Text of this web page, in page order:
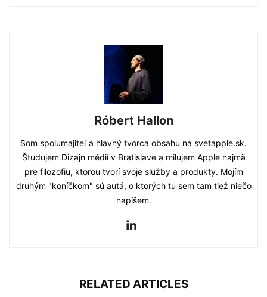
Róbert Hallon
Som spolumajiteľ a hlavný tvorca obsahu na svetapple.sk.
Študujem Dizajn médií v Bratislave a milujem Apple najmä
pre filozofiu, ktorou tvorí svoje služby a produkty. Mojím
druhým "koníčkom" sú autá, o ktorých tu sem tam tiež niečo
napíšem.
RELATED ARTICLES